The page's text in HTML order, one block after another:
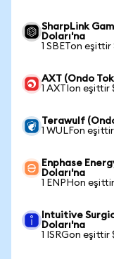
SharpLink
Doları'na
1 SBETon eşittir
AXT (Ondo
1 AXTIon eşittir
Terawulf
1 WULFon
Enphase
Doları'na
1 ENPHon
Intuitive
Doları'na
1 ISRGon